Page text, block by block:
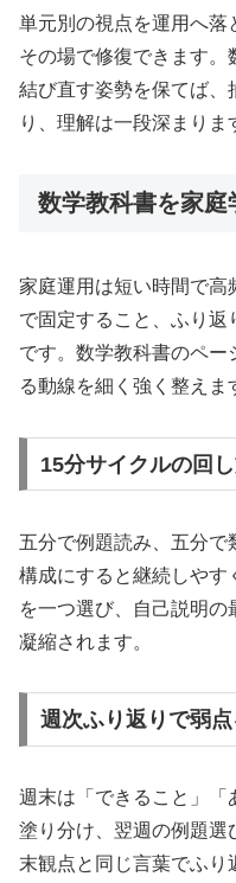
単元別の視点を運用へ落
その場で修復できます
結び直す姿勢を保てば、
り、理解は一段深まりま
数学教科書を家庭
家庭運用は短い時間で高
で固定すること、ふり
です。数学教科書のペー
る動線を細く強く整えま
15分サイクルの回
五分で例題読み、五分
構成にすると継続しやす
を一つ選び、自己説明
凝縮されます。
週次ふり返りで弱
週末は「できること」「
塗り分け、翌週の例題選
末観点と同じ言葉でふり